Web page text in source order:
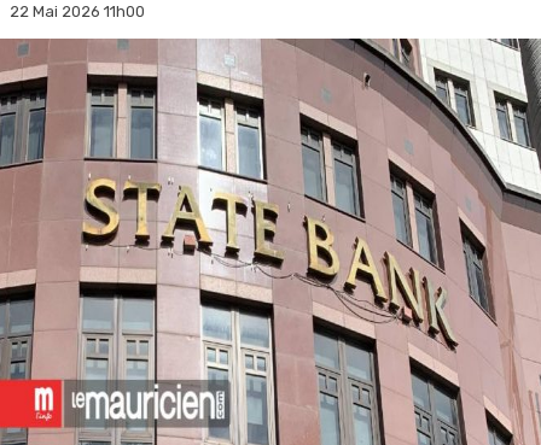
22 Mai 2026 11h00